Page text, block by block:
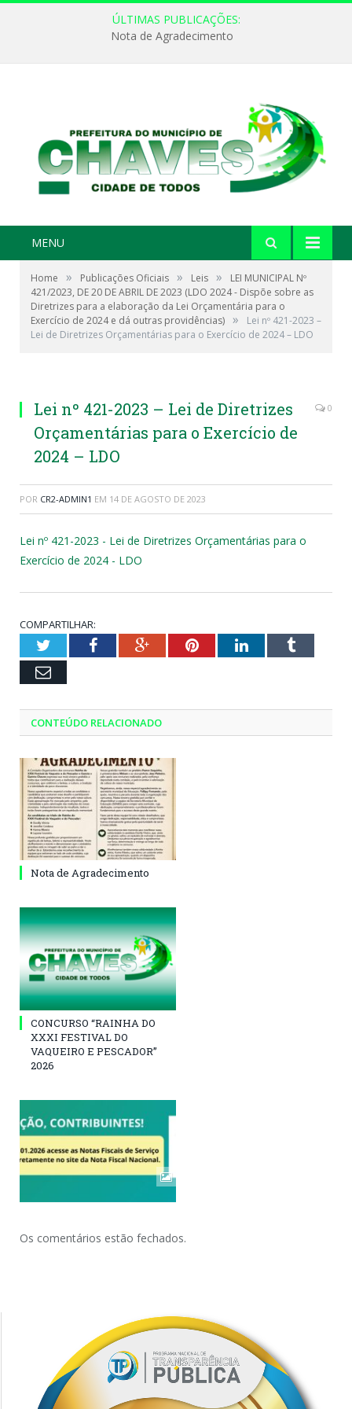
ÚLTIMAS PUBLICAÇÕES:
Nota de Agradecimento
MENU
Home » Publicações Oficiais » Leis »
LEI MUNICIPAL Nº
421/2023, DE 20 DE ABRIL DE 2023 (LDO 2024 - Dispõe sobre as
Diretrizes para a elaboração da Lei Orçamentária para o
Exercício de 2024 e dá outras providências) »
Lei nº 421-2023 –
Lei de Diretrizes Orçamentárias para o Exercício de 2024 – LDO
Lei nº 421-2023 – Lei de Diretrizes
Orçamentárias para o Exercício de
2024 – LDO
0
POR CR2-ADMIN1 EM 14 DE AGOSTO DE 2023
Lei nº 421-2023 - Lei de Diretrizes Orçamentárias para o
Exercício de 2024 - LDO
COMPARTILHAR:
TwitterFacebookGoogle+PinterestLinkedInTumblr
Email
CONTEÚDO RELACIONADO
Nota de Agradecimento
CONCURSO “RAINHA DO
XXXI FESTIVAL DO
VAQUEIRO E PESCADOR”
2026
Os comentários estão fechados.